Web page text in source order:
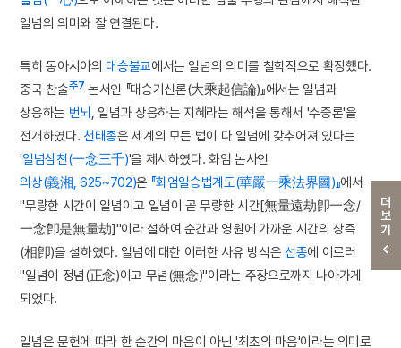
더보기
일념의 의미와 잘 연결된다.
특히 동아시아의 대승불교에서는 일념의 의미를 철학적으로 확장했다.
중국 찬술주7 논서인 『대승기신론(大乘起信論)』에서는 일념과
상응하는 번뇌 , 일념과 상응하는 지혜라는 해석을 통해서 '수증론'을
전개하였다. 천태종은 세계의 모든 법이 다 일념에 갖추어져 있다는
'일념삼천(一念三千)'을 제시하였다. 화엄 논사인
의상(義湘, 625~702)은 『화엄일승법계도(華嚴一乘法界圖)』에서
"무량한 시간이 일념이고 일념이 곧 무량한 시간[無量遠劫卽一念/
一念卽是無量劫]"이라 설하여 순간과 영원에 가까운 시간의 상즉
(相卽)을 설하였다. 일념에 대한 이러한 사유 방식은 선종에 이르러
"일념이 정념(正念)이고 무념(無念)"이라는 주장으로까지 나아가게
되었다.
일념은 문헌에 따라 한 순간의 마음이 아닌 '최초의 마음'이라는 의미로